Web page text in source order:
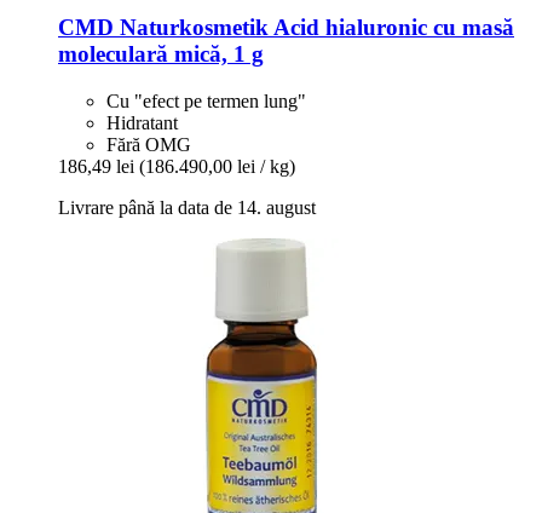
CMD Naturkosmetik Acid hialuronic cu masă
moleculară mică, 1 g
Cu "efect pe termen lung"
Hidratant
Fără OMG
186,49 lei (186.490,00 lei / kg)
Livrare până la data de 14. august